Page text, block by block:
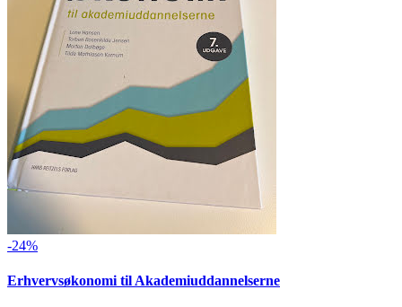
-24%
Erhvervsøkonomi til Akademiuddannelserne